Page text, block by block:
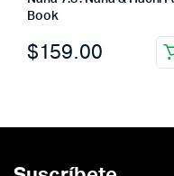
Book
$159.00